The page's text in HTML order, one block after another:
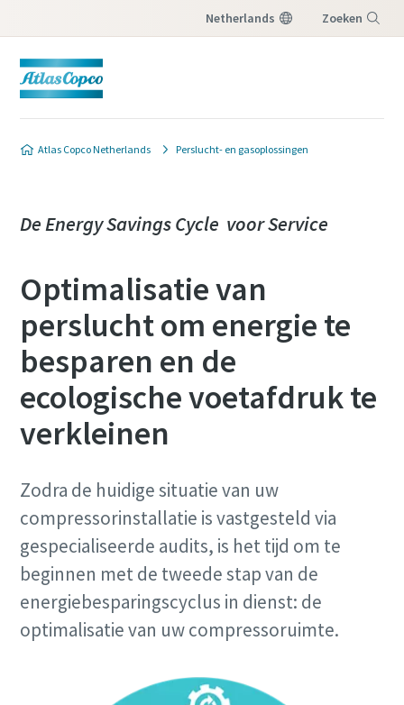
Netherlands Zoeken
Atlas Copco Netherlands Perslucht- en gasoplossingen
De Energy Savings Cycle voor Service
Optimalisatie van
perslucht om energie te
besparen en de
ecologische voetafdruk te
verkleinen
Zodra de huidige situatie van uw
compressorinstallatie is vastgesteld via
gespecialiseerde audits, is het tijd om te
beginnen met de tweede stap van de
energiebesparingscyclus in dienst: de
optimalisatie van uw compressoruimte.